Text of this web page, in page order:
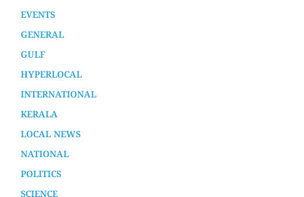
AURA SPECIAL STORY
CHENNAMANGALOOR
ENTERTAINMENT
EVENTS
GENERAL
GULF
HYPERLOCAL
INTERNATIONAL
KERALA
LOCAL NEWS